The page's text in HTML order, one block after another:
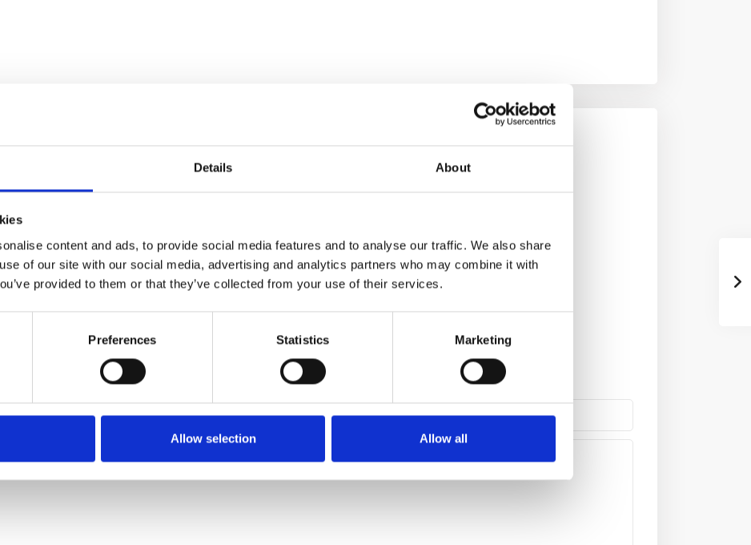
Details About
content and ads, to provide social media features and to analyse our traffic. We also share
of our site with our social media, advertising and analytics partners who may combine it with
provided to them or that they’ve collected from your use of their services.
Preferences Statistics Marketing
Allow selection Allow all
Vendita